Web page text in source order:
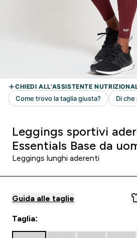
Leggings sportivi
Essentials Base da
Leggings lunghi aderenti
Guida alle taglie
Taglia: